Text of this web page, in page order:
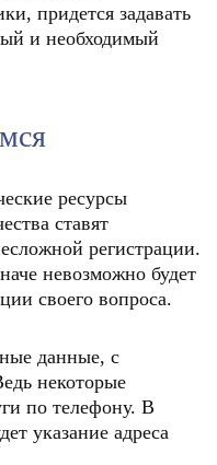
придется задавать
и необходимый
ресурсы
ставят
регистрации.
невозможно будет
своего вопроса.
данные, с
некоторые
по телефону. В
указание адреса